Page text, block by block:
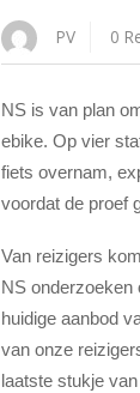
PV 0
NS is van plan
ebike. Op vier
fiets overnam,
voordat de proef
Van reizigers
NS onderzoeken
huidige aanbod
van onze
laatste stukje